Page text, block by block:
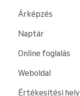
Árképzés
Naptár
Online foglalás
Weboldal
Értékesítési hely